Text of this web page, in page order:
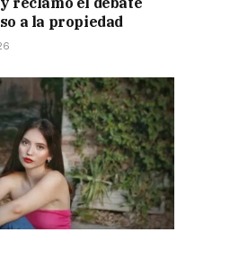
a la propiedad